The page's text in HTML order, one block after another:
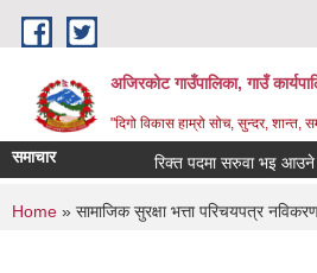
Skip to main content
अजिरकोट गाउँपालिका, गाउँ
"दिगो विकास हाम्रो सोच, सुन्दर, शान्त,
समाचार रिक्त पदमा सरुवा भइ आउने
You are here
Home » सामाजिक सुरक्षा भत्ता परिचयपत्र